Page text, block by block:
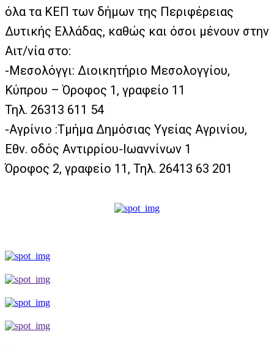
όλα τα ΚΕΠ των δήμων της Περιφέρειας
Δυτικής Ελλάδας, καθώς και όσοι μένουν στην
Αιτ/νία στο:
-Μεσολόγγι: Διοικητήριο Μεσολογγίου,
Κύπρου – Όροφος 1, γραφείο 11
Τηλ. 26313 611 54
-Αγρίνιο :Τμήμα Δημόσιας Υγείας Αγρινίου,
Εθν. οδός Αντιρρίου-Ιωαννίνων 1
Όροφος 2, γραφείο 11, Τηλ. 26413 63 201